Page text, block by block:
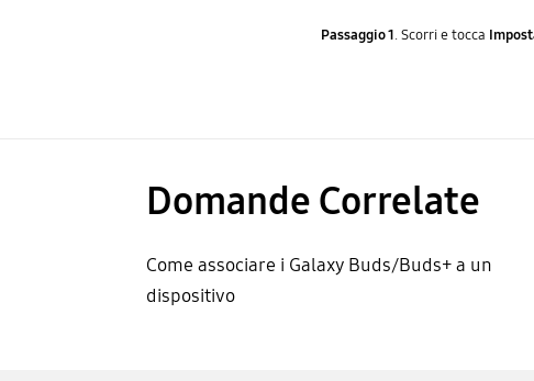
Passaggio 1. Scorri e tocca
Domande Correlate
Come associare i Galaxy Buds/Buds+ a un
dispositivo